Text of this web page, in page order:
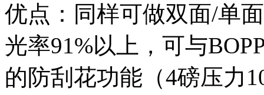
优点：同样可做双面/单
光率91%以上，可与
的防刮花功能（4磅压力